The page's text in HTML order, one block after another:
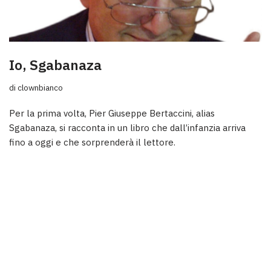
Io, Sgabanaza
di clownbianco
Per la prima volta, Pier Giuseppe Bertaccini, alias
Sgabanaza, si racconta in un libro che dall’infanzia arriva
fino a oggi e che sorprenderà il lettore.